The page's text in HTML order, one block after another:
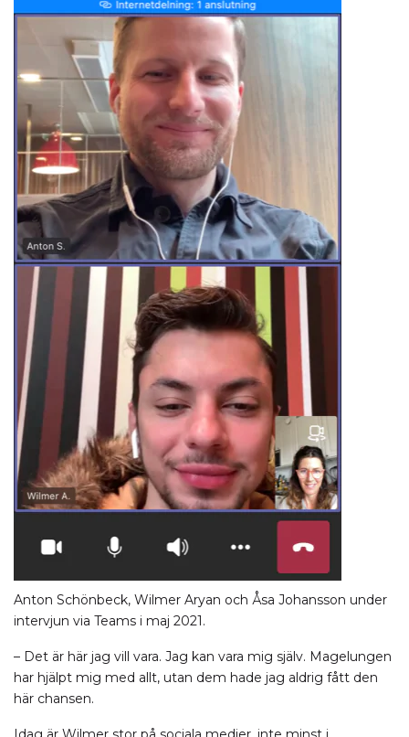
Anton Schönbeck, Wilmer Aryan och Åsa Johansson under
intervjun via Teams i maj 2021.
– Det är här jag vill vara. Jag kan vara mig själv. Magelungen
har hjälpt mig med allt, utan dem hade jag aldrig fått den
här chansen.